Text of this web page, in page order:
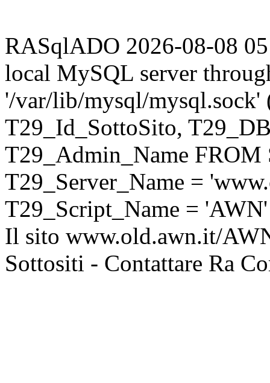
RASqlADO 2026-08-08
local MySQL server
'/var/lib/mysql/mysql.sock'
T29_Id_SottoSito,
T29_Admin_Name
T29_Server_Name =
T29_Script_Name = 'AWN'
Il sito www.old.awn.it/
Sottositi - Contattare Ra